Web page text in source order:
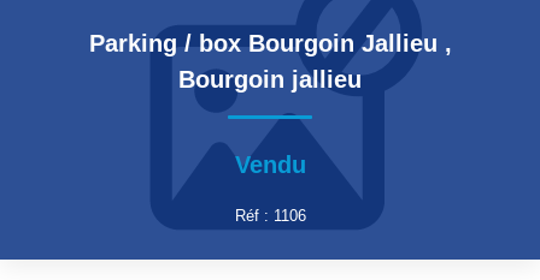
GESTION
ESTIMATION
NOS AGENCES
Qui Sommes Nous
Parking / box Bourgoin Jallieu ,
Bourgoin jallieu
Vendu
Réf : 1106